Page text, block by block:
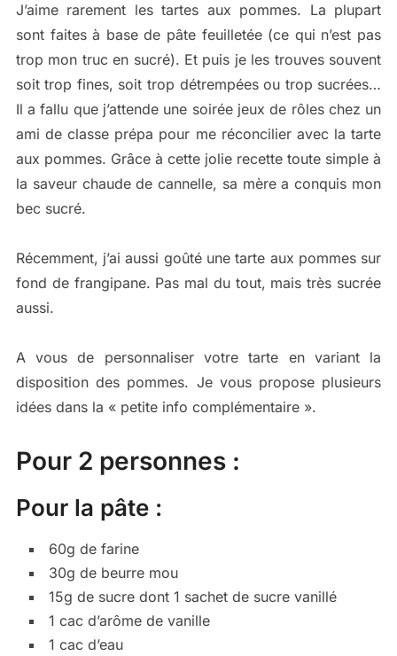
J’aime rarement les tartes aux pommes. La plupart
sont faites à base de pâte feuilletée (ce qui n’est pas
trop mon truc en sucré). Et puis je les trouves souvent
soit trop fines, soit trop détrempées ou trop sucrées…
Il a fallu que j’attende une soirée jeux de rôles chez un
ami de classe prépa pour me réconcilier avec la tarte
aux pommes. Grâce à cette jolie recette toute simple à
la saveur chaude de cannelle, sa mère a conquis mon
bec sucré.
Récemment, j’ai aussi goûté une tarte aux pommes sur
fond de frangipane. Pas mal du tout, mais très sucrée
aussi.
A vous de personnaliser votre tarte en variant la
disposition des pommes. Je vous propose plusieurs
idées dans la « petite info complémentaire ».
Pour 2 personnes :
Pour la pâte :
60g de farine
30g de beurre mou
15g de sucre dont 1 sachet de sucre vanillé
1 cac d’arôme de vanille
1 cac d’eau